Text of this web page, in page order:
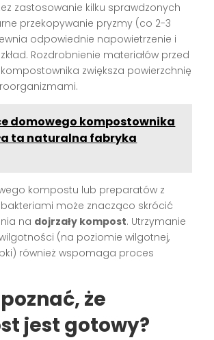
zastosowanie kilku sprawdzonych
przekopywanie pryzmy (co 2-3
odpowiednie napowietrzenie i
Rozdrobnienie materiałów przed
zwiększa powierzchnię
domowego kompostownika
ta naturalna fabryka
kompostu lub preparatów z
może znacząco skrócić
na dojrzały kompost. Utrzymanie
(na poziomie wilgotnej,
również wspomaga proces
że
jest gotowy?